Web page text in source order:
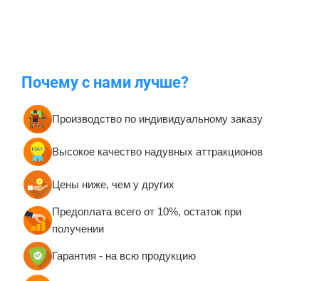
Почему с нами лучше?
Производство по индивидуальному заказу
Высокое качество надувных аттракционов
Цены ниже, чем у других
Предоплата всего от 10%, остаток при
получении
Гарантия - на всю продукцию